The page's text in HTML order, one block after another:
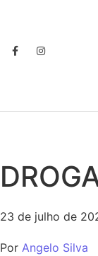
23 de julho de
Por Angelo Silva